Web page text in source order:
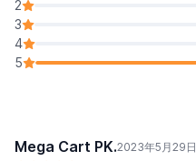
2
3
4
5
Mega Cart PK.2023年5月29日